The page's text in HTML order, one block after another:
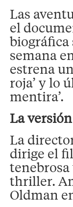
Las
el
biográfica
semana
estrena
roja’ y lo
mentira’.
La
La
dirige el
thriller.
Oldman